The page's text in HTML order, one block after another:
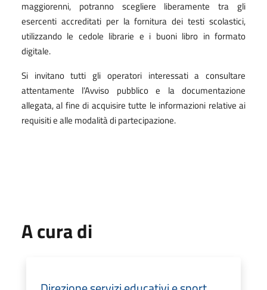
maggiorenni, potranno scegliere liberamente tra gli
esercenti accreditati per la fornitura dei testi scolastici,
utilizzando le cedole librarie e i buoni libro in formato
digitale.
Si invitano tutti gli operatori interessati a consultare
attentamente l’Avviso pubblico e la documentazione
allegata, al fine di acquisire tutte le informazioni relative ai
requisiti e alle modalità di partecipazione.
A cura di